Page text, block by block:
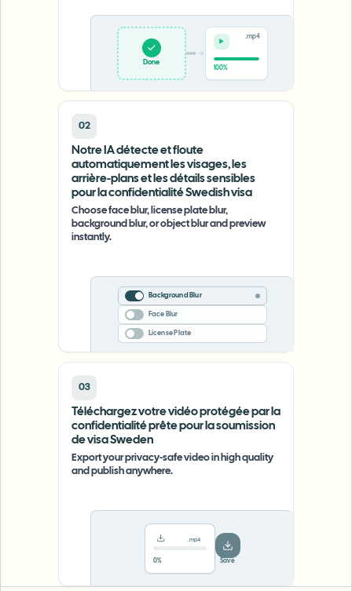
Done
100%
.mp4
02
Notre IA détecte et floute
automatiquement les visages, les
arrière-plans et les détails sensibles
pour la confidentialité Swedish visa
Choose face blur, license plate blur,
background blur, or object blur and preview
instantly.
Background Blur
Face Blur
License Plate
03
Téléchargez votre vidéo protégée par la
confidentialité prête pour la soumission
de visa Sweden
Export your privacy-safe video in high quality
and publish anywhere.
.mp4
78% ···